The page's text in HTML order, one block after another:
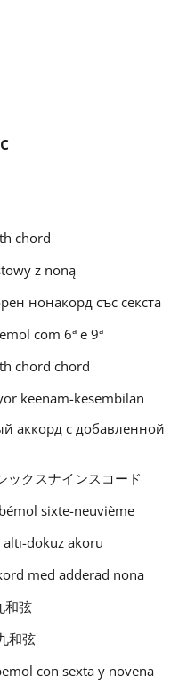
chord
z noną
нонакорд със секста
com 6ª e 9ª
chord chord
keenam-kesembilan
аккорд с добавленной
ックスナインスコード
sixte-neuvième
dokuz akoru
med adderad nona
和弦
和弦
con sexta y novena